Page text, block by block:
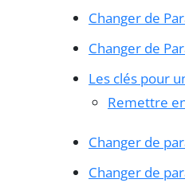
Changer de
Changer de
Les clés pour
Remettre
Changer de
Changer de